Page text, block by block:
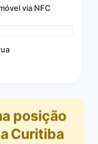
via NFC
posição
Curitiba